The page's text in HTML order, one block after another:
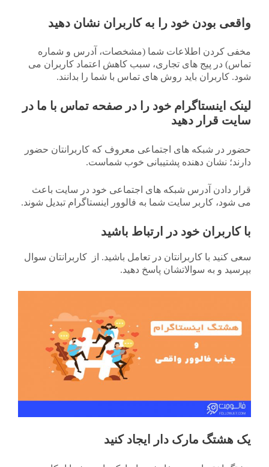
واقعی بودن خود را به کاربران نشان دهید
مخفی کردن اطلاعات شما (مشخصات، آدرس و شماره
تماس) در پیج های تجاری، سبب کاهش اعتماد کاربران می
شود. کاربران باید روش های تماس با شما را بدانند.
لینک اینستاگرام خود را در صفحه تماس با ما در
سایت قرار دهید
حضور در شبکه های اجتماعی معروف که کاربرانتان حضور
دارند؛ نشان دهنده پشتیبانی خوب شماست.
قرار دادن آدرس شبکه های اجتماعی خود در سایت باعث
می شود، کاربر سایت شما به فالوور اینستاگرام تبدیل شوند.
با کاربران خود در ارتباط باشید
سعی کنید با کاربرانتان در تعامل باشید. از کاربرانتان سوال
بپرسید و به سوالاتشان پاسخ دهید.
یک هشتگ مارک دار ایجاد کنید